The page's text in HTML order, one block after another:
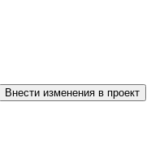
Внести изменения в проект